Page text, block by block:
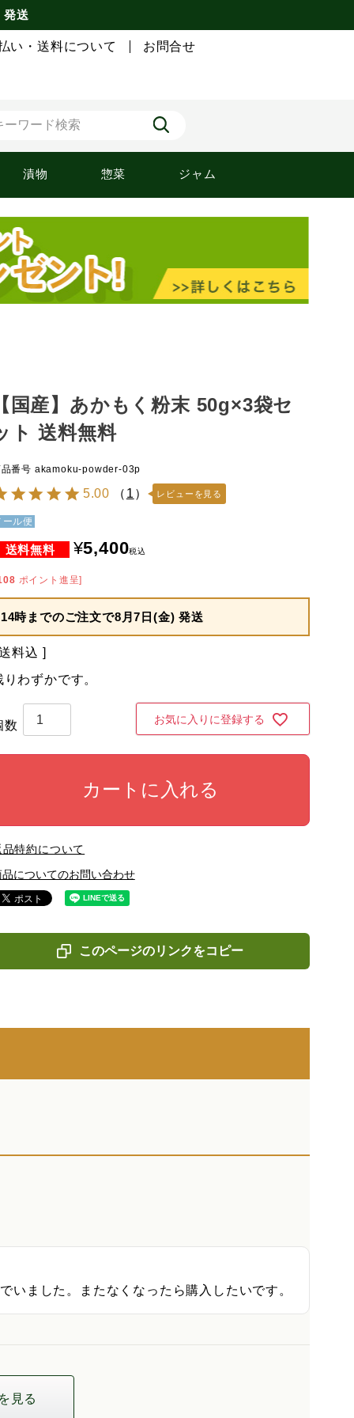
発送
い・送料について お問合せ
漬物 惣菜 ジャム
国産】あかもく粉末 50g×3袋セ
ト 送料無料
番号 akamoku-powder-03p
5.00 （ 1） レビューを見る
ール便
¥5,400税込
ポイント進呈]
14時までのご注文で8月7日(金) 発送
料込
りわずかです。
お気に入りに登録する
カートに入れる
品特約について
品についてのお問い合わせ
このページのリンクをコピー
いました。またなくなったら購入したいです。
見る